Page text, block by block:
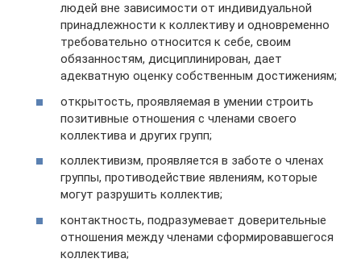
людей вне зависимости от индивидуальной
принадлежности к коллективу и одновременно
требовательно относится к себе, своим
обязанностям, дисциплинирован, дает
адекватную оценку собственным достижениям;
открытость, проявляемая в умении строить
позитивные отношения с членами своего
коллектива и других групп;
коллективизм, проявляется в заботе о членах
группы, противодействие явлениям, которые
могут разрушить коллектив;
контактность, подразумевает доверительные
отношения между членами сформировавшегося
коллектива;